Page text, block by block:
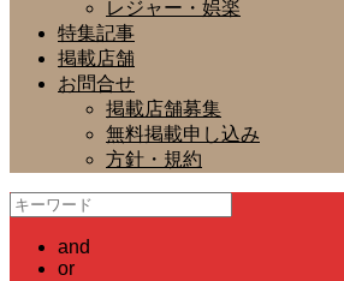
レジャー・娯楽
特集記事
掲載店舗
お問合せ
掲載店舗募集
無料掲載申し込み
方針・規約
and
or